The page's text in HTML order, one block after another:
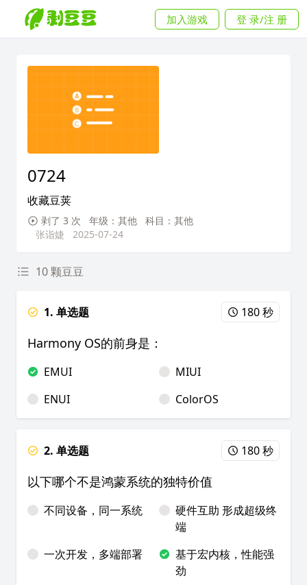
加入游戏 登 录/注 册
0724
收藏豆荚
剥了 3 次 年级：其他
科目：其他
张诣婕
2025-07-24
10 颗豆豆
1. 单选题 180 秒
Harmony OS的前身是：
EMUI
MIUI
ENUI
ColorOS
2. 单选题 180 秒
以下哪个不是鸿蒙系统的独特价值
不同设备，同一系统
硬件互助 形成超级终
端
一次开发，多端部署
基于宏内核，性能强
劲